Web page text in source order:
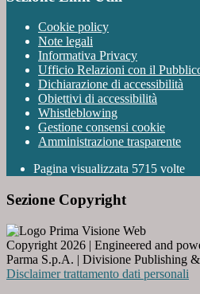
Cookie policy
Note legali
Informativa Privacy
Ufficio Relazioni con il
Dichiarazione di accessibilità
Obiettivi di accessibilità
Whistleblowing
Gestione consensi cookie
Amministrazione trasparente
Pagina visualizzata 5715 volte
Sezione Copyright
Copyright 2026 | Engineered and
Parma S.p.A. | Divisione Publishing
Disclaimer trattamento dati personali